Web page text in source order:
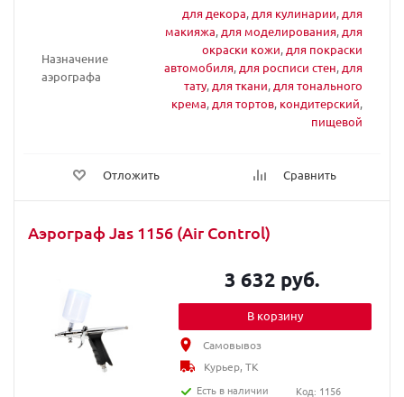
Назначение
аэрографа
для декора, для кулинарии, для
макияжа, для моделирования, для
окраски кожи, для покраски
автомобиля, для росписи стен, для
тату, для ткани, для тонального
крема, для тортов, кондитерский,
пищевой
Отложить Сравнить
Аэрограф Jas 1156 (Air Control)
3 632 руб.
В корзину
Самовывоз
Курьер, ТК
Есть в наличии
Код: 1156